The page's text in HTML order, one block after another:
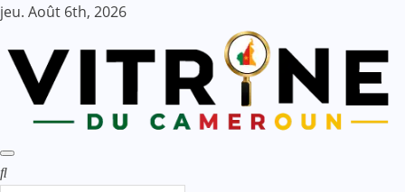
Skip
content
jeu. Août 6th, 2026